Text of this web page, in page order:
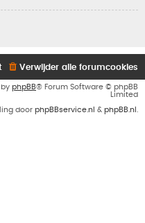
Verwijder alle forumcookies
by phpBB® Forum Software © phpBB
Limited
door phpBBservice.nl & phpBB.nl .